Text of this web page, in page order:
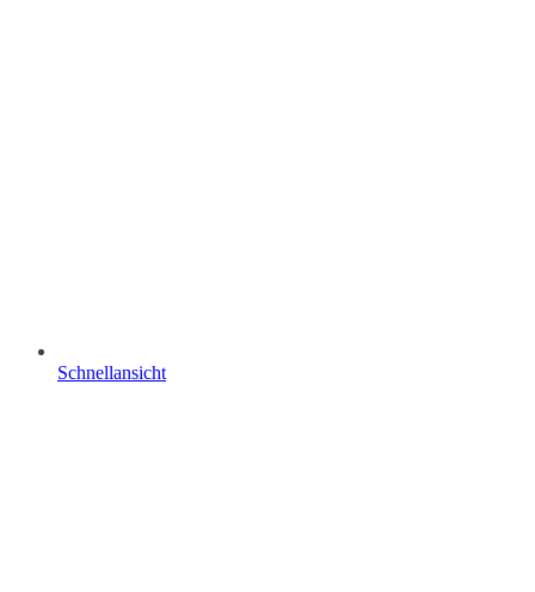
Schnellansicht